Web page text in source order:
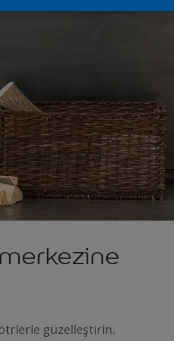
güzelleştirin.